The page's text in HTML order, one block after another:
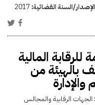
السنة القضائية:2017
للرقابة المالية
بالهيئة من
الجهات الرقابية والمجالس